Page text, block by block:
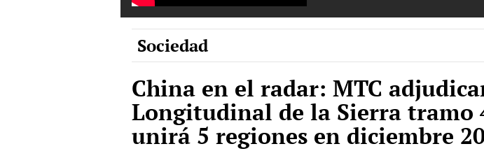
Sociedad
China en el radar: MTC
Longitudinal de la Sierra tramo
unirá 5 regiones en diciembre